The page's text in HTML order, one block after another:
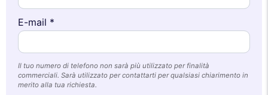
E-mail *
Il tuo numero di telefono non sarà più utilizzato per finalità
commerciali. Sarà utilizzato per contattarti per qualsiasi chiarimento in
merito alla tua richiesta.